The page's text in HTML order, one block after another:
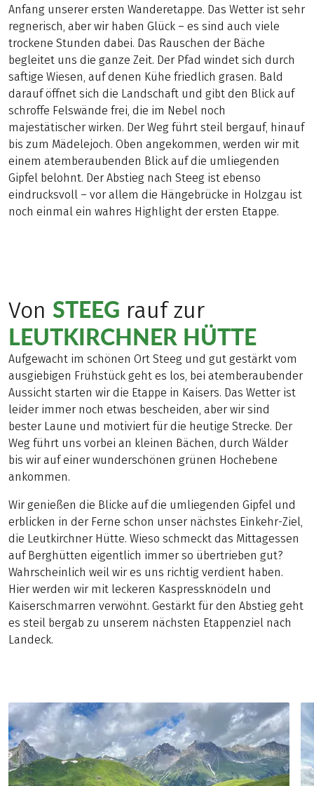
Anfang unserer ersten Wanderetappe. Das Wetter ist sehr
regnerisch, aber wir haben Glück – es sind auch viele
trockene Stunden dabei. Das Rauschen der Bäche
begleitet uns die ganze Zeit. Der Pfad windet sich durch
saftige Wiesen, auf denen Kühe friedlich grasen. Bald
darauf öffnet sich die Landschaft und gibt den Blick auf
schroffe Felswände frei, die im Nebel noch
majestätischer wirken. Der Weg führt steil bergauf, hinauf
bis zum Mädelejoch. Oben angekommen, werden wir mit
einem atemberaubenden Blick auf die umliegenden
Gipfel belohnt. Der Abstieg nach Steeg ist ebenso
eindrucksvoll – vor allem die Hängebrücke in Holzgau ist
noch einmal ein wahres Highlight der ersten Etappe.
Von STEEG rauf zur
LEUTKIRCHNER HÜTTE
Aufgewacht im schönen Ort Steeg und gut gestärkt vom
ausgiebigen Frühstück geht es los, bei atemberaubender
Aussicht starten wir die Etappe in Kaisers. Das Wetter ist
leider immer noch etwas bescheiden, aber wir sind
bester Laune und motiviert für die heutige Strecke. Der
Weg führt uns vorbei an kleinen Bächen, durch Wälder
bis wir auf einer wunderschönen grünen Hochebene
ankommen.
Wir genießen die Blicke auf die umliegenden Gipfel und
erblicken in der Ferne schon unser nächstes Einkehr-Ziel,
die Leutkirchner Hütte. Wieso schmeckt das Mittagessen
auf Berghütten eigentlich immer so übertrieben gut?
Wahrscheinlich weil wir es uns richtig verdient haben.
Hier werden wir mit leckeren Kaspressknödeln und
Kaiserschmarren verwöhnt. Gestärkt für den Abstieg geht
es steil bergab zu unserem nächsten Etappenziel nach
Landeck.